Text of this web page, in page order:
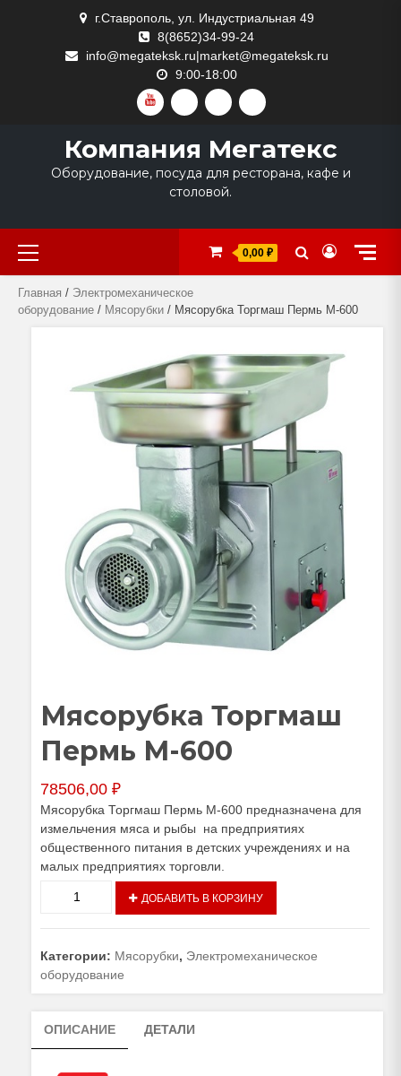
г.Ставрополь, ул. Индустриальная 49
8(8652)34-99-24
info@megateksk.ru|market@megateksk.ru
9:00-18:00
YOUTUBEVKVIDEORUTUBEDZEN
Компания Мегатекс
Оборудование, посуда для ресторана, кафе и
столовой.
Primary
Menu
0,00 ₽
Главная / Электромеханическое
оборудование / Мясорубки / Мясорубка Торгмаш Пермь М-600
Мясорубка Торгмаш
Пермь М-600
78506,00 ₽
Мясорубка Торгмаш Пермь М-600 предназначена для
измельчения мяса и рыбы на предприятиях
общественного питания в детских учреждениях и на
малых предприятиях торговли.
Мясорубка
Пермь
М-600
ДОБАВИТЬ В КОРЗИНУ
Категории: Мясорубки, Электромеханическое
оборудование
ОПИСАНИЕ ДЕТАЛИ